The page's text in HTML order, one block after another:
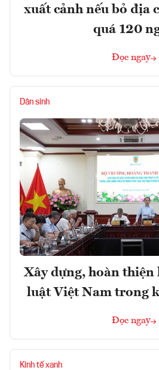
xuất cảnh nếu bỏ địa
quá 120
Đọc ngay
Dân sinh
Xây dựng, hoàn thiện
luật Việt Nam trong
Đọc ngay
Kinh tế xanh